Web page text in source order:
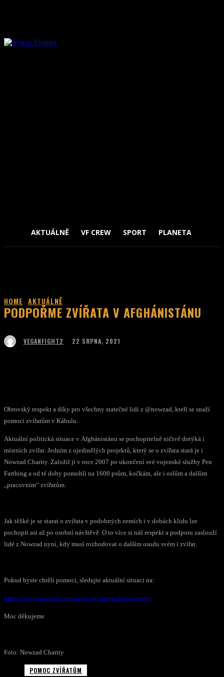
AKTUÁLNĚ VF CREW SPORT PLANETA
HOME AKTUÁLNĚ
PODPOŘME ZVÍŘATA V AFGHÁNISTÁNU
VEGANFIGHT2 22 SRPNA, 2021
Obrovský respekt a díky pro všechny statečné lidi z @nowzad, kteří se snaží
pomoci zvířatům v Kábulu.
Aktuální politická situace v Afghánistánu se pochopitelně ničivě dotýká i
místních zvířat. Jedním z ojedinělých projektů, který se o zvířata stará je i
Nowzad Charity. Založil ji v roce 2007 po ukončení své vojenské služby Pen
Farthing a od té doby pomohli na 1600 psům, kočkám, ale i oslům a dalším
„pracovním“ zvířatům.
Jak těžké je se starat o zvířata v podobných zemích i v dobách klidu lze
pochopit asi až po osobní návštěvě. O to více si náš respekt a podporu zaslouží
lidé z Nowzad nyní, kdy musí rozhodovat o dalším osudu svém i zvířat.
Pokud byste chtěli pomoci, sledujte aktuální situaci na:
https://www.nowzad.com/news/article/media-coverage
Moc děkujeme
Foto: Nowzad Charity
POMOC ZVÍŘATŮM